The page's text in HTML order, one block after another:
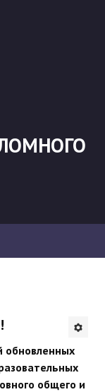
обновленных
общего и